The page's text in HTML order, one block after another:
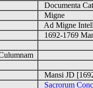
Documenta
Migne
Ad Migne
1692-1769
Mansi JD
Sacrorum